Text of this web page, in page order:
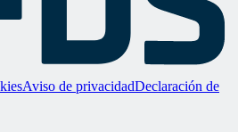
Aviso de privacidadDeclaración de